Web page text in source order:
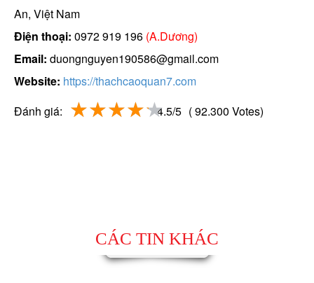
An, Việt Nam
Điện thoại: 0972 919 196 (A.Dương)
Email: duongnguyen190586@gmail.com
Website: https://thachcaoquan7.com
Đánh giá:
4.5/5 ( 92.300 Votes)
CÁC TIN KHÁC